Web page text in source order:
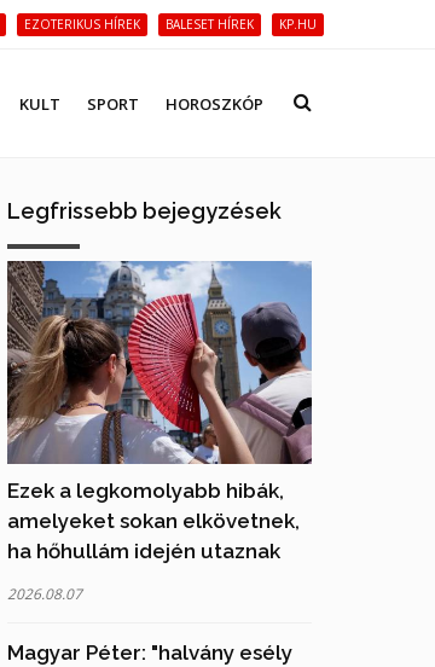
EZOTERIKUS HÍREK BALESET HÍREK KP.HU
KULT SPORT HOROSZKÓP
Legfrissebb bejegyzések
Ezek a legkomolyabb hibák,
amelyeket sokan elkövetnek,
ha hőhullám idején utaznak
2026.08.07
Magyar Péter: "halvány esély